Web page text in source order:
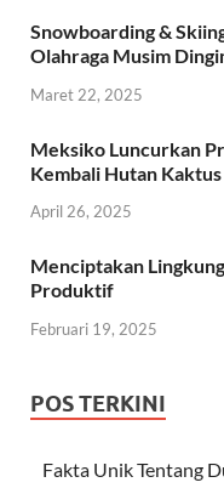
Snowboarding &
Olahraga Musim
Maret 22, 2025
Meksiko Luncurkan
Kembali Hutan Kaktus
April 26, 2025
Menciptakan
Produktif
Februari 19, 2025
POS TERKINI
Fakta Unik Tentang